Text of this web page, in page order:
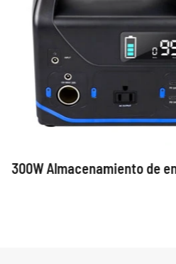
300W Almacenamiento de